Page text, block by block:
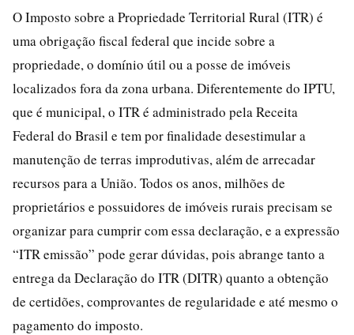
O Imposto sobre a Propriedade Territorial Rural (ITR) é
uma obrigação fiscal federal que incide sobre a
propriedade, o domínio útil ou a posse de imóveis
localizados fora da zona urbana. Diferentemente do IPTU,
que é municipal, o ITR é administrado pela Receita
Federal do Brasil e tem por finalidade desestimular a
manutenção de terras improdutivas, além de arrecadar
recursos para a União. Todos os anos, milhões de
proprietários e possuidores de imóveis rurais precisam se
organizar para cumprir com essa declaração, e a expressão
“ITR emissão” pode gerar dúvidas, pois abrange tanto a
entrega da Declaração do ITR (DITR) quanto a obtenção
de certidões, comprovantes de regularidade e até mesmo o
pagamento do imposto.